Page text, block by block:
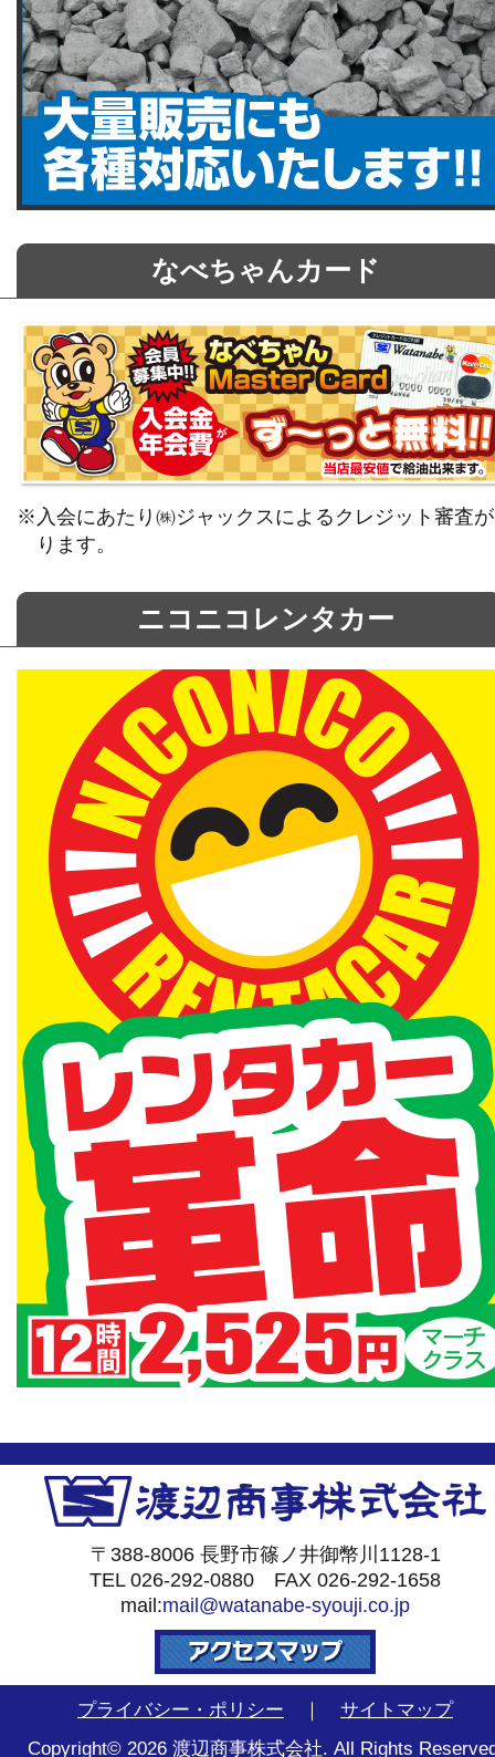
なべちゃんカード
※入会にあたり㈱ジャックスによるクレジット審査
ります。
ニコニコレンタカー
〒388-8006 長野市篠ノ井御幣川1128-1
TEL 026-292-0880 FAX 026-292-1658
mail:mail@watanabe-syouji.co.jp
プライバシー・ポリシー ｜ サイトマップ
Copyright© 2026 渡辺商事株式会社. All Rights